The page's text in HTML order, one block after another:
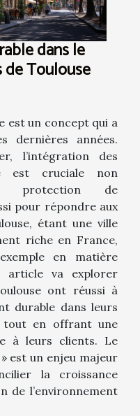
dans le
de Toulouse
est un concept qui a
dernières années.
l’intégration des
est cruciale non
protection de
pour répondre aux
étant une ville
riche en France,
en matière
article va explorer
ont réussi à
durable dans leurs
tout en offrant une
à leurs clients. Le
est un enjeu majeur
la croissance
de l’environnement